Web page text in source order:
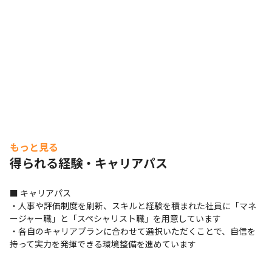
もっと見る
得られる経験・キャリアパス
■ キャリアパス
・人事や評価制度を刷新、スキルと経験を積まれた社員に「マネ
ージャー職」と「スペシャリスト職」を用意しています
・各自のキャリアプランに合わせて選択いただくことで、自信を
持って実力を発揮できる環境整備を進めています